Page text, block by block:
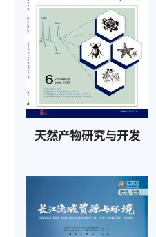
天然产物研究与开发